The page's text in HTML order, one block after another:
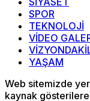
SPOR
TEKNOLOJİ
VİDEO
YAŞAM
Web sitemizde
kaynak